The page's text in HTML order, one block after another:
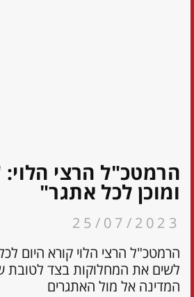
הרמטכ"ל הרצי הלוי:
ומוכן לכל אתגר"
25/07/2023
הרמטכ"ל הרצי הלוי קורא היום
לשים את המחלוקות בצד לטובת
המדינה אל מול האתגרים